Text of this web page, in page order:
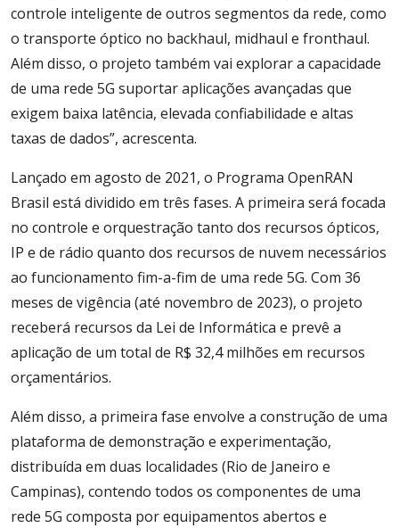
controle inteligente de outros segmentos da rede, como
o transporte óptico no backhaul, midhaul e fronthaul.
Além disso, o projeto também vai explorar a capacidade
de uma rede 5G suportar aplicações avançadas que
exigem baixa latência, elevada confiabilidade e altas
taxas de dados”, acrescenta.
Lançado em agosto de 2021, o Programa OpenRAN
Brasil está dividido em três fases. A primeira será focada
no controle e orquestração tanto dos recursos ópticos,
IP e de rádio quanto dos recursos de nuvem necessários
ao funcionamento fim-a-fim de uma rede 5G. Com 36
meses de vigência (até novembro de 2023), o projeto
receberá recursos da Lei de Informática e prevê a
aplicação de um total de R$ 32,4 milhões em recursos
orçamentários.
Além disso, a primeira fase envolve a construção de uma
plataforma de demonstração e experimentação,
distribuída em duas localidades (Rio de Janeiro e
Campinas), contendo todos os componentes de uma
rede 5G composta por equipamentos abertos e